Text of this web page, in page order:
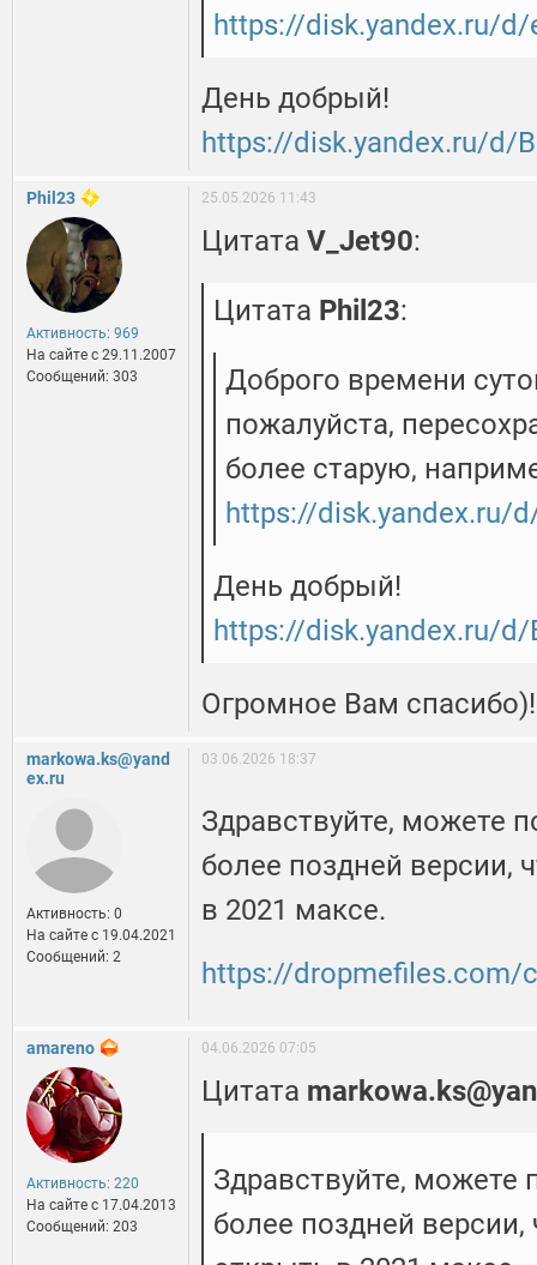
https://disk.yandex.ru/d/
День добрый!
https://disk.yandex.ru/d/
Phil23
Активность: 969
На сайте c 29.11.2007
Сообщений: 303
25.05.2026 11:43
Цитата V_Jet90:
Цитата Phil23:
Доброго времени
пожалуйста,
более старую,
https://disk.yandex.ru/
День добрый!
https://disk.yandex.ru/
Огромное Вам спасибо)!
markowa.ks@yand
ex.ru
Активность: 0
На сайте c 19.04.2021
Сообщений: 2
03.06.2026 18:37
Здравствуйте, можете
более поздней
в 2021 максе.
https://dropmefiles.com/
amareno
Активность: 220
На сайте c 17.04.2013
Сообщений: 203
04.06.2026 07:05
Цитата
Здравствуйте, можете
более поздней